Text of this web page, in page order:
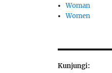
Woman
Women
Kunjungi: